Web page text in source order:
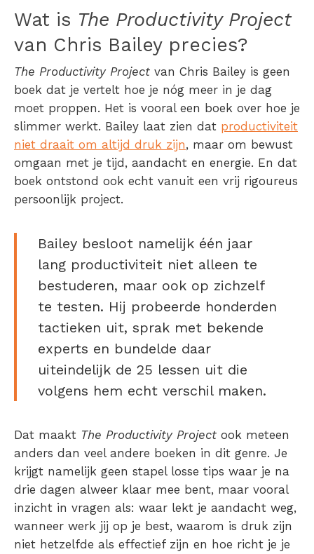
Wat is The Productivity Project
van Chris Bailey precies?
The Productivity Project van Chris Bailey is geen
boek dat je vertelt hoe je nóg meer in je dag
moet proppen. Het is vooral een boek over hoe je
slimmer werkt. Bailey laat zien dat productiviteit
niet draait om altijd druk zijn, maar om bewust
omgaan met je tijd, aandacht en energie. En dat
boek ontstond ook echt vanuit een vrij rigoureus
persoonlijk project.
Bailey besloot namelijk één jaar
lang productiviteit niet alleen te
bestuderen, maar ook op zichzelf
te testen. Hij probeerde honderden
tactieken uit, sprak met bekende
experts en bundelde daar
uiteindelijk de 25 lessen uit die
volgens hem echt verschil maken.
Dat maakt The Productivity Project ook meteen
anders dan veel andere boeken in dit genre. Je
krijgt namelijk geen stapel losse tips waar je na
drie dagen alweer klaar mee bent, maar vooral
inzicht in vragen als: waar lekt je aandacht weg,
wanneer werk jij op je best, waarom is druk zijn
niet hetzelfde als effectief zijn en hoe richt je je